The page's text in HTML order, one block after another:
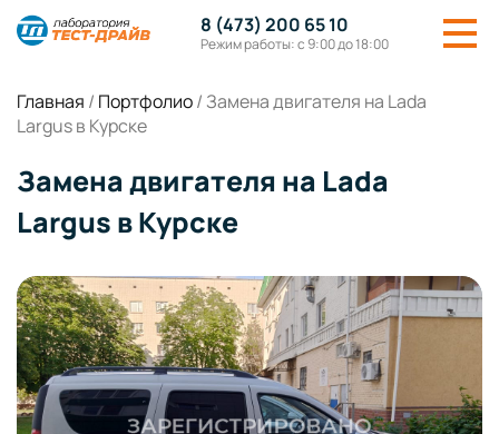
8 (473) 200 65 10
Режим работы: с 9:00 до 18:00
Главная / Портфолио/ Замена двигателя на Lada
Largus в Курске
Замена двигателя на Lada
Largus в Курске